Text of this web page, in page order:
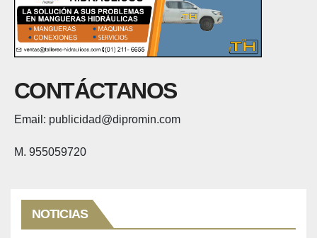
CONTÁCTANOS
Email: publicidad@dipromin.com
M. 955059720
NOTICIAS